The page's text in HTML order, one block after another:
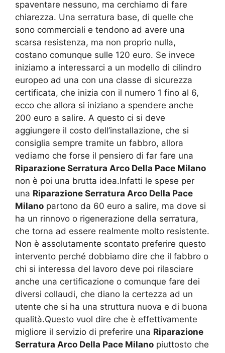
spaventare nessuno, ma cerchiamo di fare
chiarezza. Una serratura base, di quelle che
sono commerciali e tendono ad avere una
scarsa resistenza, ma non proprio nulla,
costano comunque sulle 120 euro. Se invece
iniziamo a interessarci a un modello di cilindro
europeo ad una con una classe di sicurezza
certificata, che inizia con il numero 1 fino al 6,
ecco che allora si iniziano a spendere anche
200 euro a salire. A questo ci si deve
aggiungere il costo dell’installazione, che si
consiglia sempre tramite un fabbro, allora
vediamo che forse il pensiero di far fare una
Riparazione Serratura Arco Della Pace Milano
non è poi una brutta idea.Infatti le spese per
una Riparazione Serratura Arco Della Pace
Milano partono da 60 euro a salire, ma dove si
ha un rinnovo o rigenerazione della serratura,
che torna ad essere realmente molto resistente.
Non è assolutamente scontato preferire questo
intervento perché dobbiamo dire che il fabbro o
chi si interessa del lavoro deve poi rilasciare
anche una certificazione o comunque fare dei
diversi collaudi, che diano la certezza ad un
utente che si ha una struttura nuova e di buona
qualità.Questo vuol dire che è effettivamente
migliore il servizio di preferire una Riparazione
Serratura Arco Della Pace Milano piuttosto che